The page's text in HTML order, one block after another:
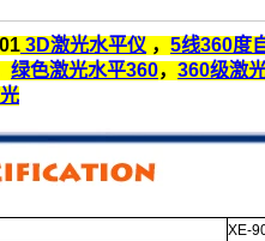
3D激光水平仪 ， 5线360度
绿色激光水平360， 360级激
XE-